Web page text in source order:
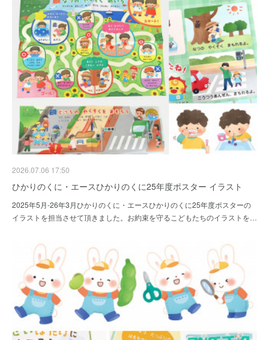
2026.07.06 17:50
ひかりのくに・エースひかりのくに25年度ポスター イラスト
2025年5月-26年3月ひかりのくに・エースひかりのくに25年度ポスターの
イラストを担当させて頂きました。お約束を守るこどもたちのイラストを…